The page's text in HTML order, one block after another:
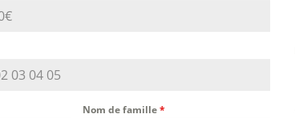
Nom de famille*